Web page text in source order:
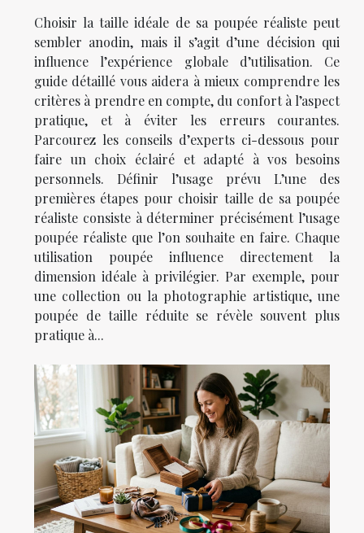
Choisir la taille idéale de sa poupée réaliste peut
sembler anodin, mais il s’agit d’une décision qui
influence l’expérience globale d’utilisation. Ce
guide détaillé vous aidera à mieux comprendre les
critères à prendre en compte, du confort à l’aspect
pratique, et à éviter les erreurs courantes.
Parcourez les conseils d’experts ci-dessous pour
faire un choix éclairé et adapté à vos besoins
personnels. Définir l’usage prévu L’une des
premières étapes pour choisir taille de sa poupée
réaliste consiste à déterminer précisément l’usage
poupée réaliste que l’on souhaite en faire. Chaque
utilisation poupée influence directement la
dimension idéale à privilégier. Par exemple, pour
une collection ou la photographie artistique, une
poupée de taille réduite se révèle souvent plus
pratique à...